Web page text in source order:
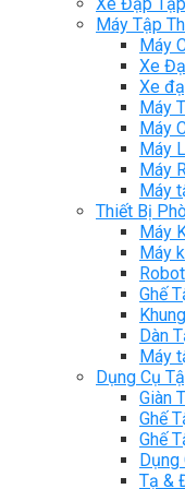
Xe Đạp
Máy Tập
Máy
Xe
Xe
Máy
Máy
Máy
Máy
Máy
Thiết Bị
Máy
Máy
Robot
Ghế
Dàn
Máy
Dụng Cụ
Giàn
Ghế
Ghế
Tạ &